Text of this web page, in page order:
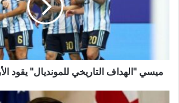
ميسي "الهداف التاريخي للمونديال" يقود